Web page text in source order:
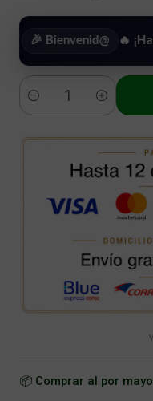
🔥 ¡Hasta
Cantidad
📦 Comprar al por